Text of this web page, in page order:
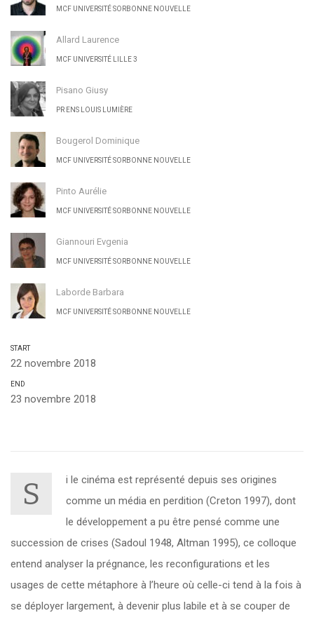
MCF UNIVERSITÉ SORBONNE NOUVELLE
Allard Laurence
MCF UNIVERSITÉ LILLE 3
Pisano Giusy
PR ENS LOUIS LUMIÈRE
Bougerol Dominique
MCF UNIVERSITÉ SORBONNE NOUVELLE
Pinto Aurélie
MCF UNIVERSITÉ SORBONNE NOUVELLE
Giannouri Evgenia
MCF UNIVERSITÉ SORBONNE NOUVELLE
Laborde Barbara
MCF UNIVERSITÉ SORBONNE NOUVELLE
START
22 novembre 2018
END
23 novembre 2018
S
i le cinéma est représenté depuis ses origines
comme un média en perdition (Creton 1997), dont
le développement a pu être pensé comme une
succession de crises (Sadoul 1948, Altman 1995), ce colloque
entend analyser la prégnance, les reconfigurations et les
usages de cette métaphore à l’heure où celle-ci tend à la fois à
se déployer largement, à devenir plus labile et à se couper de